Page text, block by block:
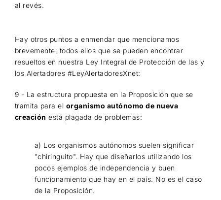
al revés.
Hay otros puntos a enmendar que mencionamos
brevemente; todos ellos que se pueden encontrar
resueltos en nuestra Ley Integral de Protección de las y
los Alertadores #LeyAlertadoresXnet:
9 - La estructura propuesta en la Proposición que se
tramita para el organismo autónomo de nueva
creación está plagada de problemas:
a) Los organismos autónomos suelen significar
"chiringuito". Hay que diseñarlos utilizando los
pocos ejemplos de independencia y buen
funcionamiento que hay en el país. No es el caso
de la Proposición.